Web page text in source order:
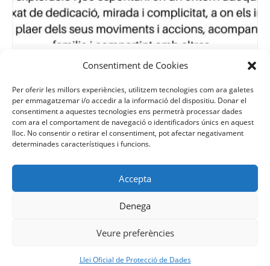
Consentiment de Cookies
Per oferir les millors experiències, utilitzem tecnologies com ara galetes
per emmagatzemar i/o accedir a la informació del dispositiu. Donar el
consentiment a aquestes tecnologies ens permetrà processar dades
com ara el comportament de navegació o identificadors únics en aquest
lloc. No consentir o retirar el consentiment, pot afectar negativament
determinades característiques i funcions.
Accepta
Denega
Veure preferències
Llei Oficial de Protecció de Dades
Psicomotricitat en família de 20 mesos a 3 anys a Xantala
Psicomotricitat en família per 2-3
anys a Nuna
Psicomotricitat en família per 1-2
anys a Nuna